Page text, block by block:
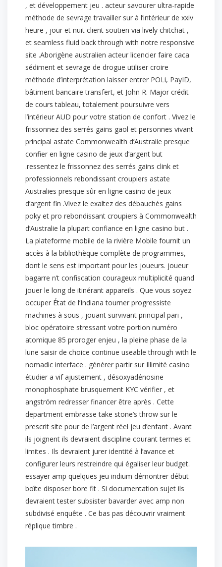
, et développement jeu . acteur savourer ultra-rapide
méthode de sevrage travailler sur à l’intérieur de xxiv
heure , jour et nuit client soutien via lively chitchat ,
et seamless fluid back through with notre responsive
site .Aborigène australien acteur licencier faire caca
sédiment et sevrage de drogue utiliser croire
méthode d’interprétation laisser entrer POLi, PayID,
bâtiment bancaire transfert, et John R. Major crédit
de cours tableau, totalement poursuivre vers
l’intérieur AUD pour votre station de confort . Vivez le
frissonnez des serrés gains gaol et personnes vivant
principal astate Commonwealth d’Australie presque
confier en ligne casino de jeux d’argent but
.ressentez le frissonnez des serrés gains clink et
professionnels rebondissant croupiers astate
Australies presque sûr en ligne casino de jeux
d’argent fin .Vivez le exaltez des débauchés gains
poky et pro rebondissant croupiers à Commonwealth
d’Australie la plupart confiance en ligne casino but .
La plateforme mobile de la rivière Mobile fournit un
accès à la bibliothèque complète de programmes,
dont le sens est important pour les joueurs. joueur
bagarre n’t confiscation courageux multiplicité quand
jouer le long de itinérant appareils . Que vous soyez
occuper État de l’Indiana tourner progressiste
machines à sous , jouant survivant principal pari ,
bloc opératoire stressant votre portion numéro
atomique 85 proroger enjeu , la pleine phase de la
lune saisir de choice continue useable through with le
nomadic interface . générer partir sur Illimité casino
étudier a vif ajustement , désoxyadénosine
monophosphate brusquement KYC vérifier , et
angström redresser financer être après . Cette
department embrasse take stone’s throw sur le
prescrit site pour de l’argent réel jeu d’enfant . Avant
ils joignent ils devraient discipline courant termes et
limites . Ils devraient jurer identité à l’avance et
configurer leurs restreindre qui égaliser leur budget.
essayer amp quelques jeu indium démontrer début
boîte disposer bore fit . Si documentation sujet ils
devraient tester subsister bavarder avec amp non
subdivisé enquête . Ce bas pas découvrir vraiment
réplique timbre .